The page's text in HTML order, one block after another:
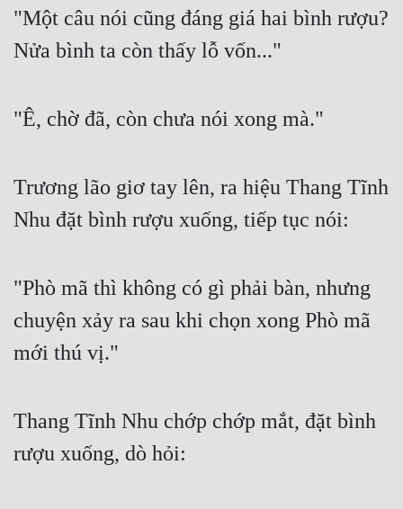
"Một câu nói cũng đáng giá hai bình rượu?
Nửa bình ta còn thấy lỗ vốn..."
"Ê, chờ đã, còn chưa nói xong mà."
Trương lão giơ tay lên, ra hiệu Thang Tĩnh
Nhu đặt bình rượu xuống, tiếp tục nói:
"Phò mã thì không có gì phải bàn, nhưng
chuyện xảy ra sau khi chọn xong Phò mã
mới thú vị."
Thang Tĩnh Nhu chớp chớp mắt, đặt bình
rượu xuống, dò hỏi: